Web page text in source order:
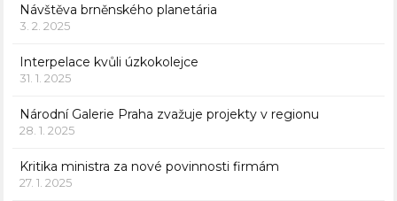
Návštěva brněnského planetária
3. 2. 2025
Interpelace kvůli úzkokolejce
31. 1. 2025
Národní Galerie Praha zvažuje projekty v regionu
28. 1. 2025
Kritika ministra za nové povinnosti firmám
27. 1. 2025